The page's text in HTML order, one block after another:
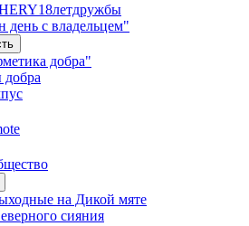
с владельцем"
добра"
на Дикой мяте
сияния